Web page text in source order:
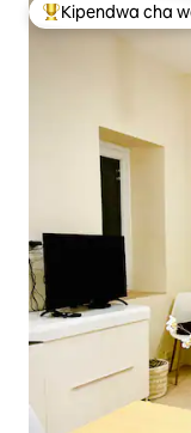
Kipendwa
Kipendwa cha